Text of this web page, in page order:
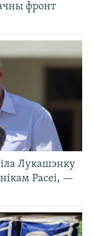
фронт
Лукашэнку
Расеі, —